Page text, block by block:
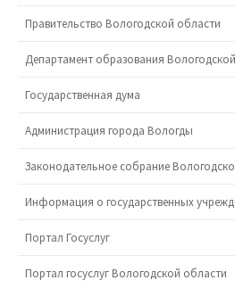
Правительство Вологодской области
Департамент образования
Государственная дума
Администрация города Вологды
Законодательное собрание
Информация о государственных
Портал Госуслуг
Портал госуслуг Вологодской области